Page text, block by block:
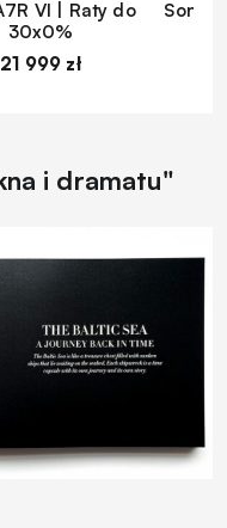
VI | Raty do
30x0%
21 999 zł
Sony
i dramatu"